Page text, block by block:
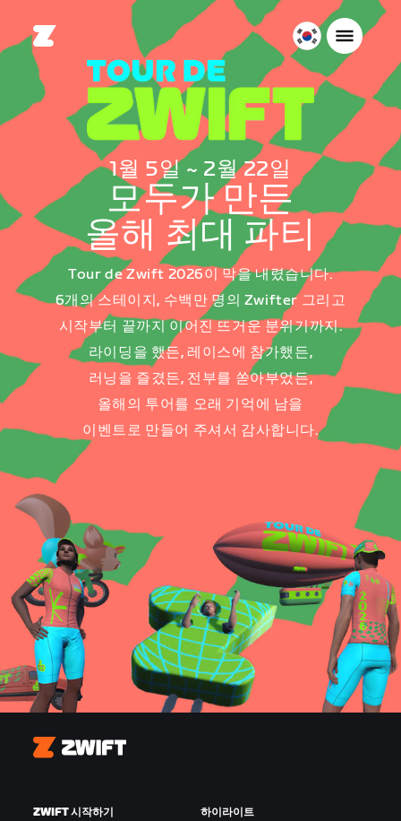
대
한
민
국
국
어
1월 5일 ~ 2월 22일
모두가 만든
올해 최대 파티
Tour de Zwift 2026이 막을 내렸습니다.
6개의 스테이지, 수백만 명의 Zwifter 그리고
시작부터 끝까지 이어진 뜨거운 분위기까지.
라이딩을 했든, 레이스에 참가했든,
러닝을 즐겼든, 전부를 쏟아부었든,
올해의 투어를 오래 기억에 남을
이벤트로 만들어 주셔서 감사합니다.
Zwift
ZWIFT 시작하기 하이라이트